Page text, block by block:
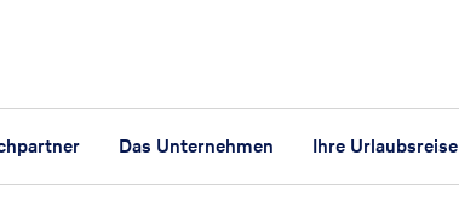
Das Unternehmen Ihre Urlaubsreise